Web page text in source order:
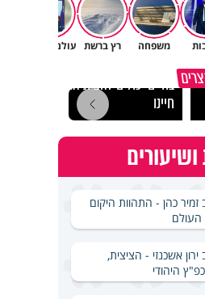
משפחה רץ ברשת עולם הילדים
בחיים יכולים להצית את
חיינו
זמיר כהן - התהוות היקום
העולם
ירון אשכנזי - הציצית,
היהודי